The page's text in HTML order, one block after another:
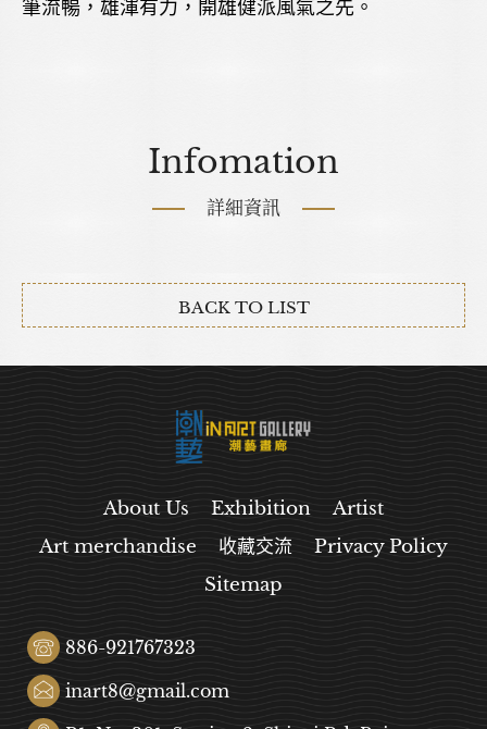
筆流暢，雄渾有力，開雄健派風氣之先。
Infomation
詳細資訊
BACK TO LIST
About Us Exhibition
Artist
Art merchandise
收藏交流
Privacy Policy
Sitemap
886-921767323
inart8@gmail.com